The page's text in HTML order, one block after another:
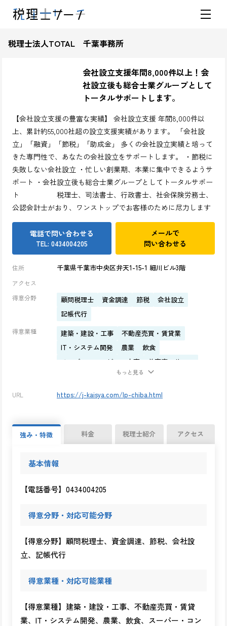
税理士法人TOTAL 千葉事務所
会社設立支援年間8,000件以上！会
社設立後も総合士業グループとして
トータルサポートします。
【会社設立支援の豊富な実績】 会社設立支援 年間8,000件以
上、累計約55,000社超の設立支援実績があります。 「会社設
立」「融資」「節税」「助成金」 多くの会社設立実績と培って
きた専門性で、あなたの会社設立をサポートします。 ・節税に
失敗しない会社設立 ・忙しい創業期、本業に集中できるようサ
ポート ・会社設立後も総合士業グループとしてトータルサポー
ト 税理士、司法書士、行政書士、社会保険労務士、
公認会計士がおり、ワンストップでお客様のために尽力します
住所 千葉県千葉市中央区弁天1-15-1 細川ビル3階
アクセス
得意分野
顧問税理士 資金調達 節税
会社設立
記帳代行
得意業種 建築・建設・工事
不動産売買・賃貸業
IT・システム開発
農業
飲食
スーパー・コンビニ・小売
美容室・サロン
広告代理業
イベント企画・運営
太陽光事業
アプリ・ソフトウェア開発
整体・マッサージ
アパレル業界
学習塾
貿易業
人材派遣業 自動車整備業
医療法人
もっと見る
URL https://j-kaisya.com/lp-chiba.html
電話で問い合わせる
TEL: 0434004205
メールで
問い合わせる
強み・特徴 料金 税理士紹介 アクセス
基本情報
【電話番号】0434004205
得意分野・対応可能分野
【得意分野】顧問税理士、資金調達、節税、会社設
立、記帳代行
得意業種・対応可能業種
【得意業種】建築・建設・工事、不動産売買・賃貸
業、IT・システム開発、農業、飲食、スーパー・コン